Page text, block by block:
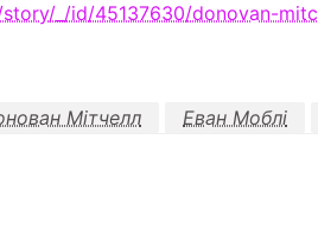
_/id/45137630/donovan-
Мітчелл Еван Моблі